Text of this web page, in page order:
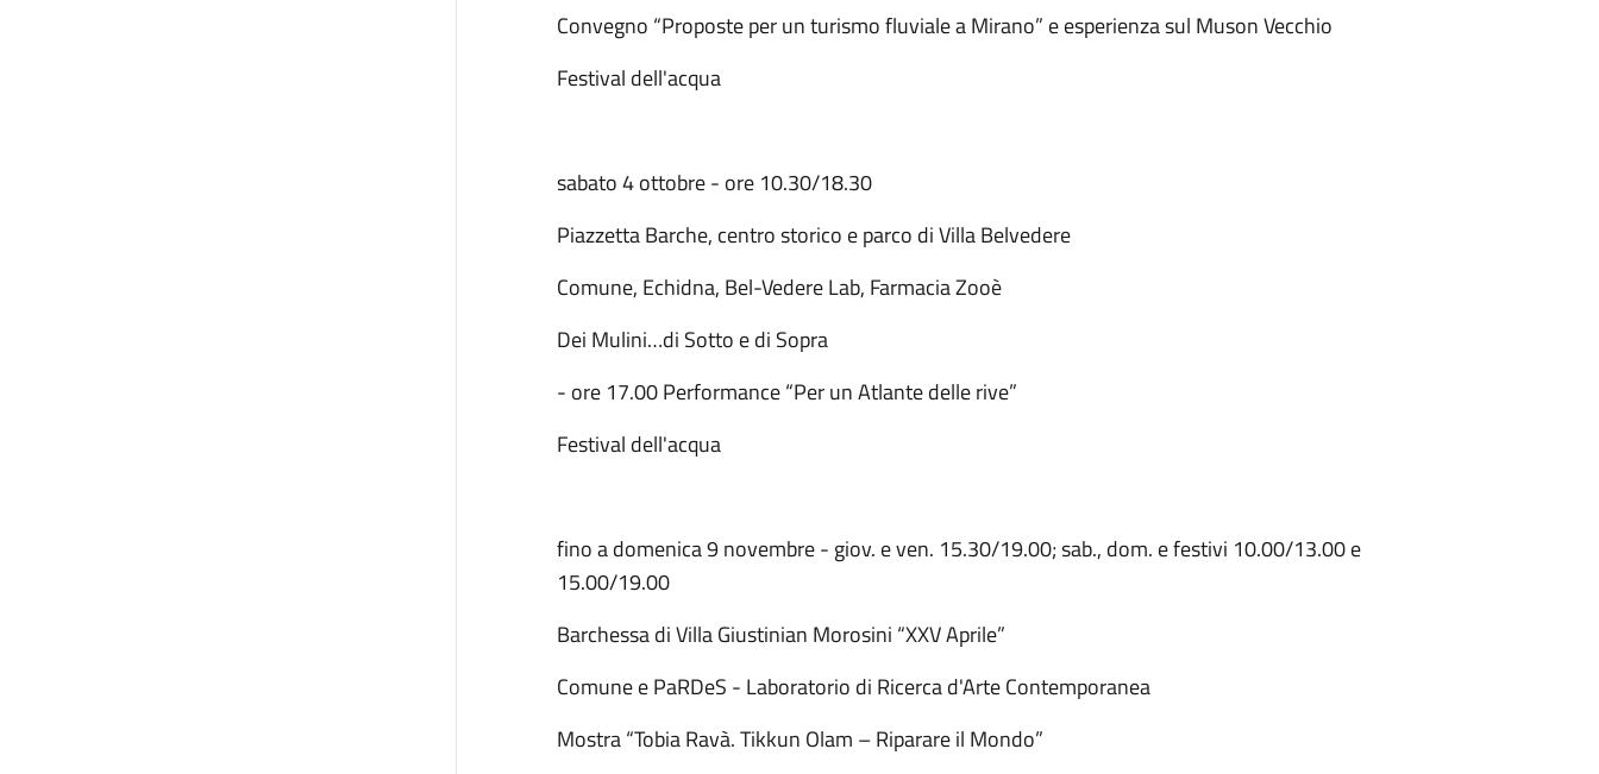
Convegno “Proposte per un turismo fluviale a Mirano” e esperienza sul Muson Vecchio
Festival dell'acqua
sabato 4 ottobre - ore 10.30/18.30
Piazzetta Barche, centro storico e parco di Villa Belvedere
Comune, Echidna, Bel-Vedere Lab, Farmacia Zooè
Dei Mulini…di Sotto e di Sopra
- ore 17.00 Performance “Per un Atlante delle rive”
Festival dell'acqua
fino a domenica 9 novembre - giov. e ven. 15.30/19.00; sab., dom. e festivi 10.00/13.00 e
15.00/19.00
Barchessa di Villa Giustinian Morosini “XXV Aprile”
Comune e PaRDeS - Laboratorio di Ricerca d'Arte Contemporanea
Mostra “Tobia Ravà. Tikkun Olam – Riparare il Mondo”